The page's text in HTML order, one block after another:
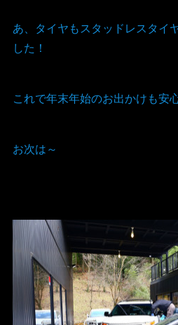
あ、タイヤもスタッドレスタイ
した！
これで年末年始のお出かけも安
お次は～